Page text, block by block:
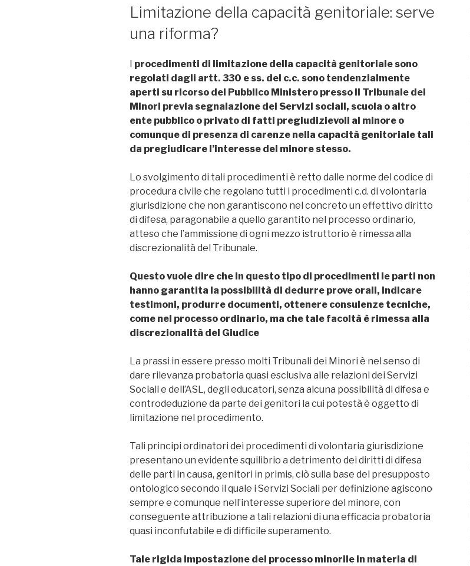
IL
Limitazione della capacità genitoriale: serve
una riforma?
procedimenti di limitazione della capacità genitoriale sono
regolati dagli artt. 330 e ss. del c.c. sono tendenzialmente
aperti su ricorso del Pubblico Ministero presso il Tribunale dei
Minori previa segnalazione dei Servizi sociali, scuola o altro
ente pubblico o privato di fatti pregiudizievoli al minore o
comunque di presenza di carenze nella capacità genitoriale tali
da pregiudicare l’interesse del minore stesso.
Lo svolgimento di tali procedimenti è retto dalle norme del codice di
procedura civile che regolano tutti i procedimenti c.d. di volontaria
giurisdizione che non garantiscono nel concreto un effettivo diritto
di difesa, paragonabile a quello garantito nel processo ordinario,
atteso che l’ammissione di ogni mezzo istruttorio è rimessa alla
discrezionalità del Tribunale.
Questo vuole dire che in questo tipo di procedimenti le parti non
hanno garantita la possibilità di dedurre prove orali, indicare
testimoni, produrre documenti, ottenere consulenze tecniche,
come nel processo ordinario, ma che tale facoltà è rimessa alla
discrezionalità del Giudice
La prassi in essere presso molti Tribunali dei Minori è nel senso di
dare rilevanza probatoria quasi esclusiva alle relazioni dei Servizi
Sociali e dell’ASL, degli educatori, senza alcuna possibilità di difesa e
controdeduzione da parte dei genitori la cui potestà è oggetto di
limitazione nel procedimento.
Tali principi ordinatori dei procedimenti di volontaria giurisdizione
presentano un evidente squilibrio a detrimento dei diritti di difesa
delle parti in causa, genitori in primis, ciò sulla base del presupposto
ontologico secondo il quale i Servizi Sociali per definizione agiscono
sempre e comunque nell’interesse superiore del minore, con
conseguente attribuzione a tali relazioni di una efficacia probatoria
quasi inconfutabile e di difficile superamento.
Tale rigida impostazione del processo minorile in materia di